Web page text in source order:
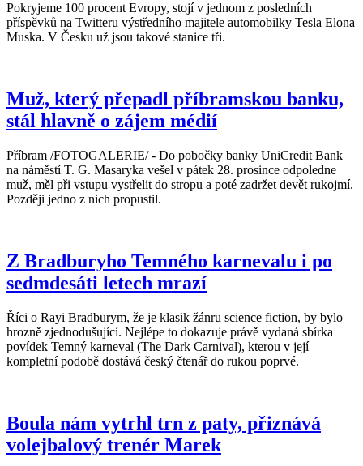
Pokryjeme 100 procent Evropy, stojí v jednom z posledních
příspěvků na Twitteru výstředního majitele automobilky Tesla Elona
Muska. V Česku už jsou takové stanice tři.
Muž, který přepadl příbramskou banku,
stál hlavně o zájem médií
Příbram /FOTOGALERIE/ - Do pobočky banky UniCredit Bank
na náměstí T. G. Masaryka vešel v pátek 28. prosince odpoledne
muž, měl při vstupu vystřelit do stropu a poté zadržet devět rukojmí.
Později jedno z nich propustil.
Z Bradburyho Temného karnevalu i po
sedmdesáti letech mrazí
Říci o Rayi Bradburym, že je klasik žánru science fiction, by bylo
hrozně zjednodušující. Nejlépe to dokazuje právě vydaná sbírka
povídek Temný karneval (The Dark Carnival), kterou v její
kompletní podobě dostává český čtenář do rukou poprvé.
Boula nám vytrhl trn z paty, přiznává
volejbalový trenér Marek